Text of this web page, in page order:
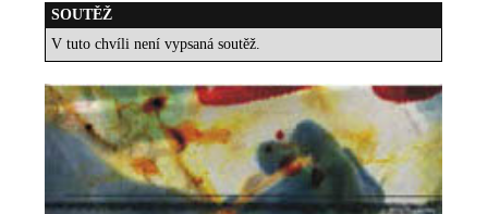
SOUTĚŽ
V tuto chvíli není vypsaná soutěž.